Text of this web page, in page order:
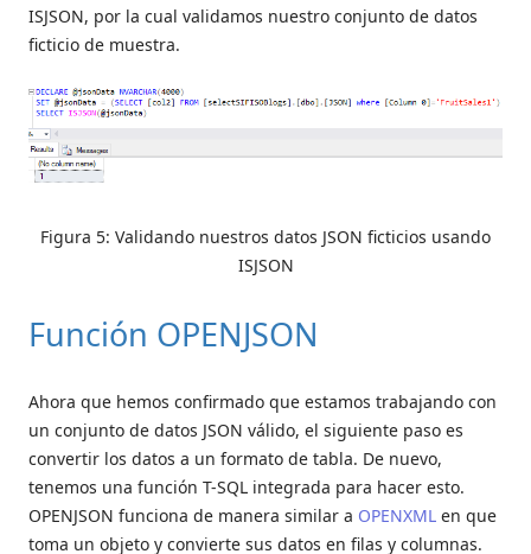
ISJSON, por la cual validamos nuestro conjunto de datos
ficticio de muestra.
Figura 5: Validando nuestros datos JSON ficticios usando
ISJSON
Función OPENJSON
Ahora que hemos confirmado que estamos trabajando con
un conjunto de datos JSON válido, el siguiente paso es
convertir los datos a un formato de tabla. De nuevo,
tenemos una función T-SQL integrada para hacer esto.
OPENJSON funciona de manera similar a OPENXML en que
toma un objeto y convierte sus datos en filas y columnas.